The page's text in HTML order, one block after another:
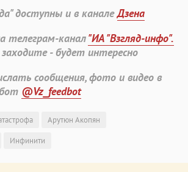
доступны и в каналеДзена
телеграм-канал"ИА "Взгляд-инфо".
- будет интересно
сообщения, фото и видео в
@Vz_feedbot
Арутюн Акопян
Инфинити